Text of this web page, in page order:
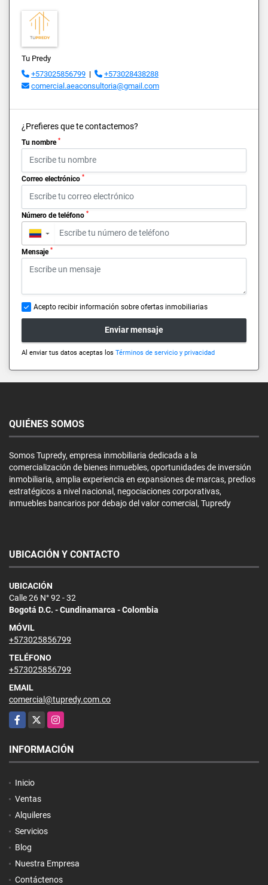
Tu Predy
+573025856799 |
+573028438288
comercial.aeaconsultoria@gmail.com
¿Prefieres que te contactemos?
Tu nombre *
Correo electrónico *
Número de teléfono *
▼
Mensaje *
Acepto recibir información sobre ofertas inmobiliarias
Enviar mensaje
Al enviar tus datos aceptas los Términos de servicio y privacidad
QUIÉNES SOMOS
Somos Tupredy, empresa inmobiliaria dedicada a la
comercialización de bienes inmuebles, oportunidades de inversión
inmobiliaria, amplia experiencia en expansiones de marcas, predios
estratégicos a nivel nacional, negociaciones corporativas,
inmuebles bancarios por debajo del valor comercial, Tupredy
UBICACIÓN Y CONTACTO
UBICACIÓN
Calle 26 N° 92 - 32
Bogotá D.C. - Cundinamarca - Colombia
MÓVIL
+573025856799
TELÉFONO
+573025856799
EMAIL
comercial@tupredy.com.co
Facebook
X Instagram
INFORMACIÓN
Inicio
Ventas
Alquileres
Servicios
Blog
Nuestra Empresa
Contáctenos